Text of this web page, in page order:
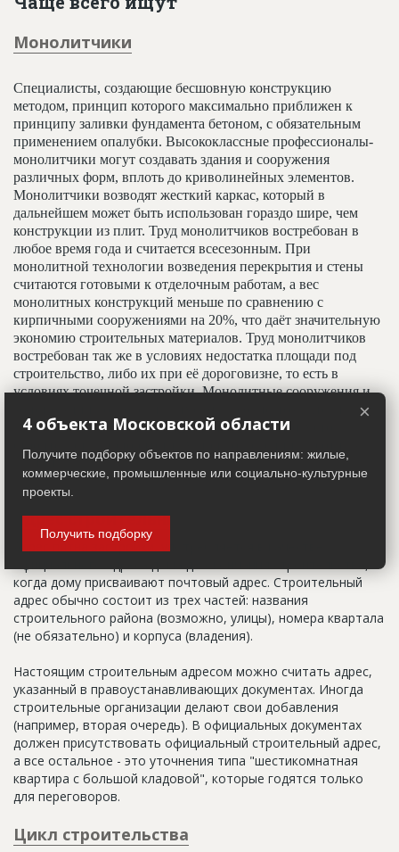
Монолитчики
Специалисты, создающие бесшовную конструкцию
методом, принцип которого максимально приближен к
принципу заливки фундамента бетоном, с обязательным
применением опалубки. Высококлассные профессионалы-
монолитчики могут создавать здания и сооружения
различных форм, вплоть до криволинейных элементов.
Монолитчики возводят жесткий каркас, который в
дальнейшем может быть использован гораздо шире, чем
конструкции из плит. Труд монолитчиков востребован в
любое время года и считается всесезонным. При
монолитной технологии возведения перекрытия и стены
считаются готовыми к отделочным работам, а вес
монолитных конструкций меньше по сравнению с
кирпичными сооружениями на 20%, что даёт значительную
экономию строительных материалов. Труд монолитчиков
востребован так же в условиях недостатка площади под
строительство, либо их при её дороговизне, то есть в
условиях точечной застройки. Монолитные сооружения и
звуковой и тепловой изоляции, что делает этот метод
зданий.
Адрес строительный
Адрес пятна застройки, употребляется в качестве
когда дому присваивают почтовый адрес. Строительный
адрес обычно состоит из трех частей: названия
строительного района (возможно, улицы), номера квартала
(не обязательно) и корпуса (владения).
Настоящим строительным адресом можно считать адрес,
указанный в правоустанавливающих документах. Иногда
строительные организации делают свои добавления
(например, вторая очередь). В официальных документах
должен присутствовать официальный строительный адрес,
а все остальное - это уточнения типа "шестикомнатная
квартира с большой кладовой", которые годятся только
для переговоров.
Цикл строительства
×
4 объекта Московской области
Получите подборку объектов по направлениям: жилые,
коммерческие, промышленные или социально-культурные
проекты.
Получить подборку